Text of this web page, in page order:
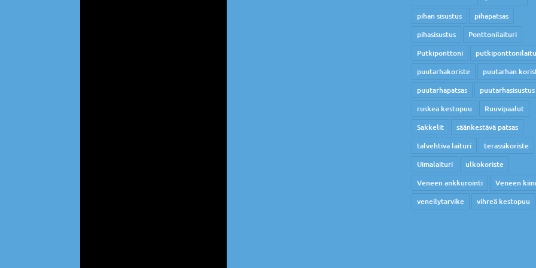
pihan sisustus
pihapatsas
pihasisustus
Ponttonilaituri
Putkiponttoni
puutarhakoriste
puutarhan
puutarhapatsas
puutarhasisustus
ruskea kestopuu
Ruuvipaalut
Sakkelit
säänkestävä patsas
talvehtiva laituri
terassikoriste
Uimalaituri
ulkokoriste
Veneen ankkurointi
Veneen
veneilytarvike
vihreä kestopuu